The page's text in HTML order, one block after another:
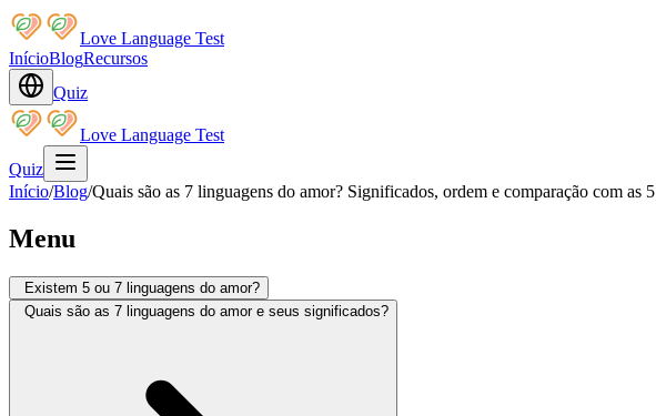
Love Language Test
InícioBlogRecursos
Quiz
Love Language Test
Quiz
Início/Blog/Quais são as 7 linguagens do amor? Significados, ordem e comparação com as 5
Menu
Existem 5 ou 7 linguagens do amor?
Quais são as 7 linguagens do amor e seus significados?